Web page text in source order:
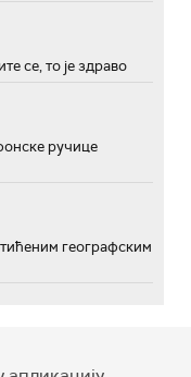
се, то је здраво
ручице
географским